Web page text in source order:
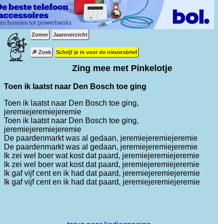
Zomer Jaaroverzicht
🔎 Zoek Schrijf je in voor de nieuwsbrief
Zing mee met Pinkelotje
Toen ik laatst naar Den Bosch toe ging
Toen ik laatst naar Den Bosch toe ging,
jeremiejeremiejeremie
Toen ik laatst naar Den Bosch toe ging,
jeremiejeremiejeremie
De paardenmarkt was al gedaan, jeremiejeremiejeremie
De paardenmarkt was al gedaan, jeremiejeremiejeremie
Ik zei wel boer wat kost dat paard, jeremiejeremiejeremie
Ik zei wel boer wat kost dat paard, jeremiejeremiejeremie
Ik gaf vijf cent en ik had dat paard, jeremiejeremiejeremie
Ik gaf vijf cent en ik had dat paard, jeremiejeremiejeremie